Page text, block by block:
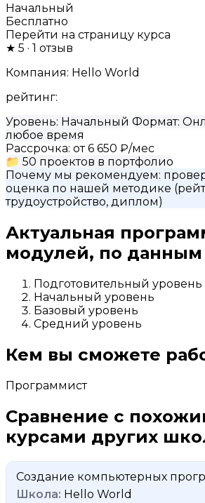
Начальный
Бесплатно
Перейти на страницу курса
★ 5 · 1 отзыв
Компания: Hello World
рейтинг:
Уровень: Начальный Формат:
любое время
Рассрочка: от 6 650 ₽/мес
📁 50 проектов в портфолио
Почему мы рекомендуем:
оценка по нашей методике
трудоустройство, диплом)
Актуальная
модулей, по
Подготовительный уровень
Начальный уровень
Базовый уровень
Средний уровень
Кем вы сможете
Программист
Сравнение с
курсами других
Создание компьютерных
Hello World